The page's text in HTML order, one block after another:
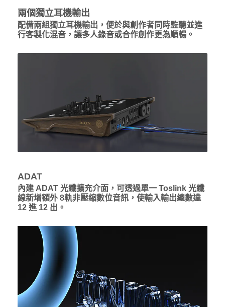
兩個獨立耳機輸出
配備兩組獨立耳機輸出，便於與創作者同時監聽並進
行客製化混音，讓多人錄音或合作創作更為順暢。
ADAT
內建 ADAT 光纖擴充介面，可透過單一 Toslink 光纖
線新增額外 8軌非壓縮數位音訊，使輸入輸出總數達
12 進 12 出。